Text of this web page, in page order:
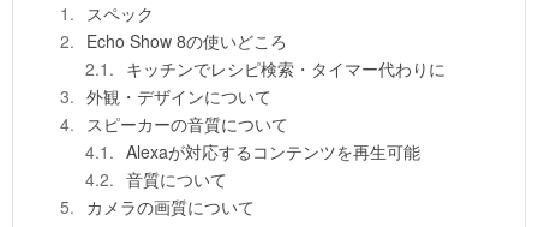
スペック
Echo Show 8の使いどころ
キッチンでレシピ検索・タイマー代わりに
外観・デザインについて
スピーカーの音質について
Alexaが対応するコンテンツを再生可能
音質について
カメラの画質について